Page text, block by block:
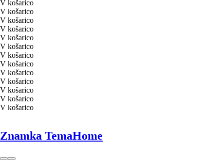
V košarico
V košarico
V košarico
V košarico
V košarico
V košarico
V košarico
V košarico
V košarico
V košarico
V košarico
V košarico
V košarico
Znamka TemaHome